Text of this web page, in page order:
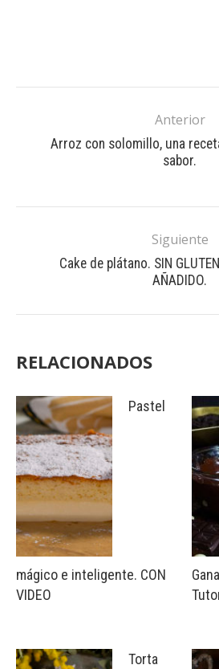
Anterior
Arroz con solomillo, una
sabor.
Siguiente
Cake de plátano. SIN
AÑADIDO.
RELACIONADOS
Pastel
mágico e inteligente. CON
VIDEO
Torta